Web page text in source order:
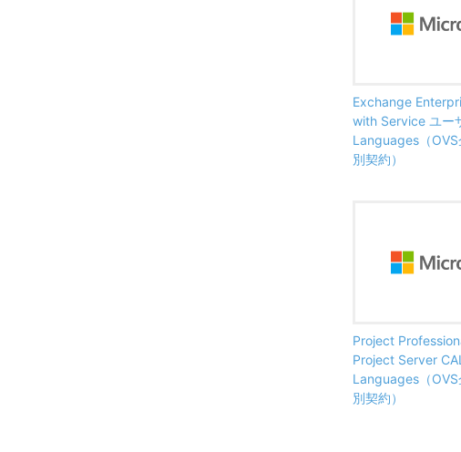
Exchange
with Service ユー
Languages（
別契約）
Project
Project Server
Languages（
別契約）